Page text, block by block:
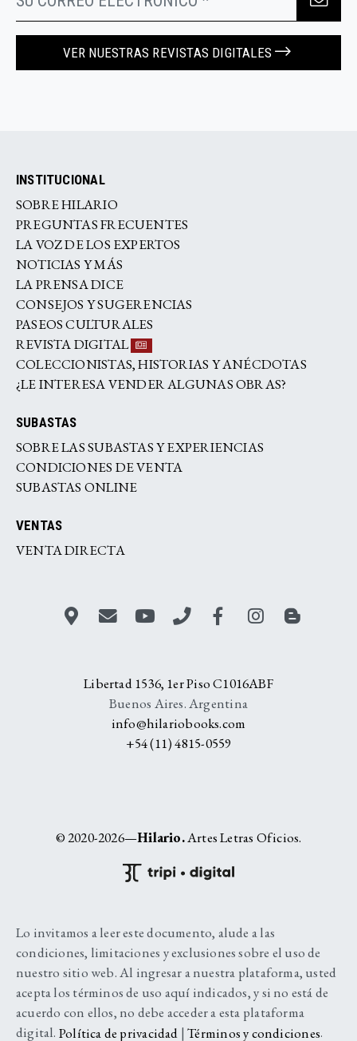
VER NUESTRAS REVISTAS DIGITALES
INSTITUCIONAL
SOBRE HILARIO
PREGUNTAS FRECUENTES
LA VOZ DE LOS EXPERTOS
NOTICIAS Y MÁS
LA PRENSA DICE
CONSEJOS Y SUGERENCIAS
PASEOS CULTURALES
REVISTA DIGITAL
COLECCIONISTAS, HISTORIAS Y ANÉCDOTAS
¿LE INTERESA VENDER ALGUNAS OBRAS?
SUBASTAS
SOBRE LAS SUBASTAS Y EXPERIENCIAS
CONDICIONES DE VENTA
SUBASTAS ONLINE
VENTAS
VENTA DIRECTA
Libertad 1536, 1er Piso C1016ABF
Buenos Aires. Argentina
info@hilariobooks.com
+54 (11) 4815-0559
© 2020-2026—Hilario.Artes Letras Oficios.
Lo invitamos a leer este documento, alude a las
condiciones, limitaciones y exclusiones sobre el uso de
nuestro sitio web. Al ingresar a nuestra plataforma, usted
acepta los términos de uso aquí indicados, y si no está de
acuerdo con ellos, no debe acceder a esta plataforma
digital. Política de privacidad |Términos y condiciones.